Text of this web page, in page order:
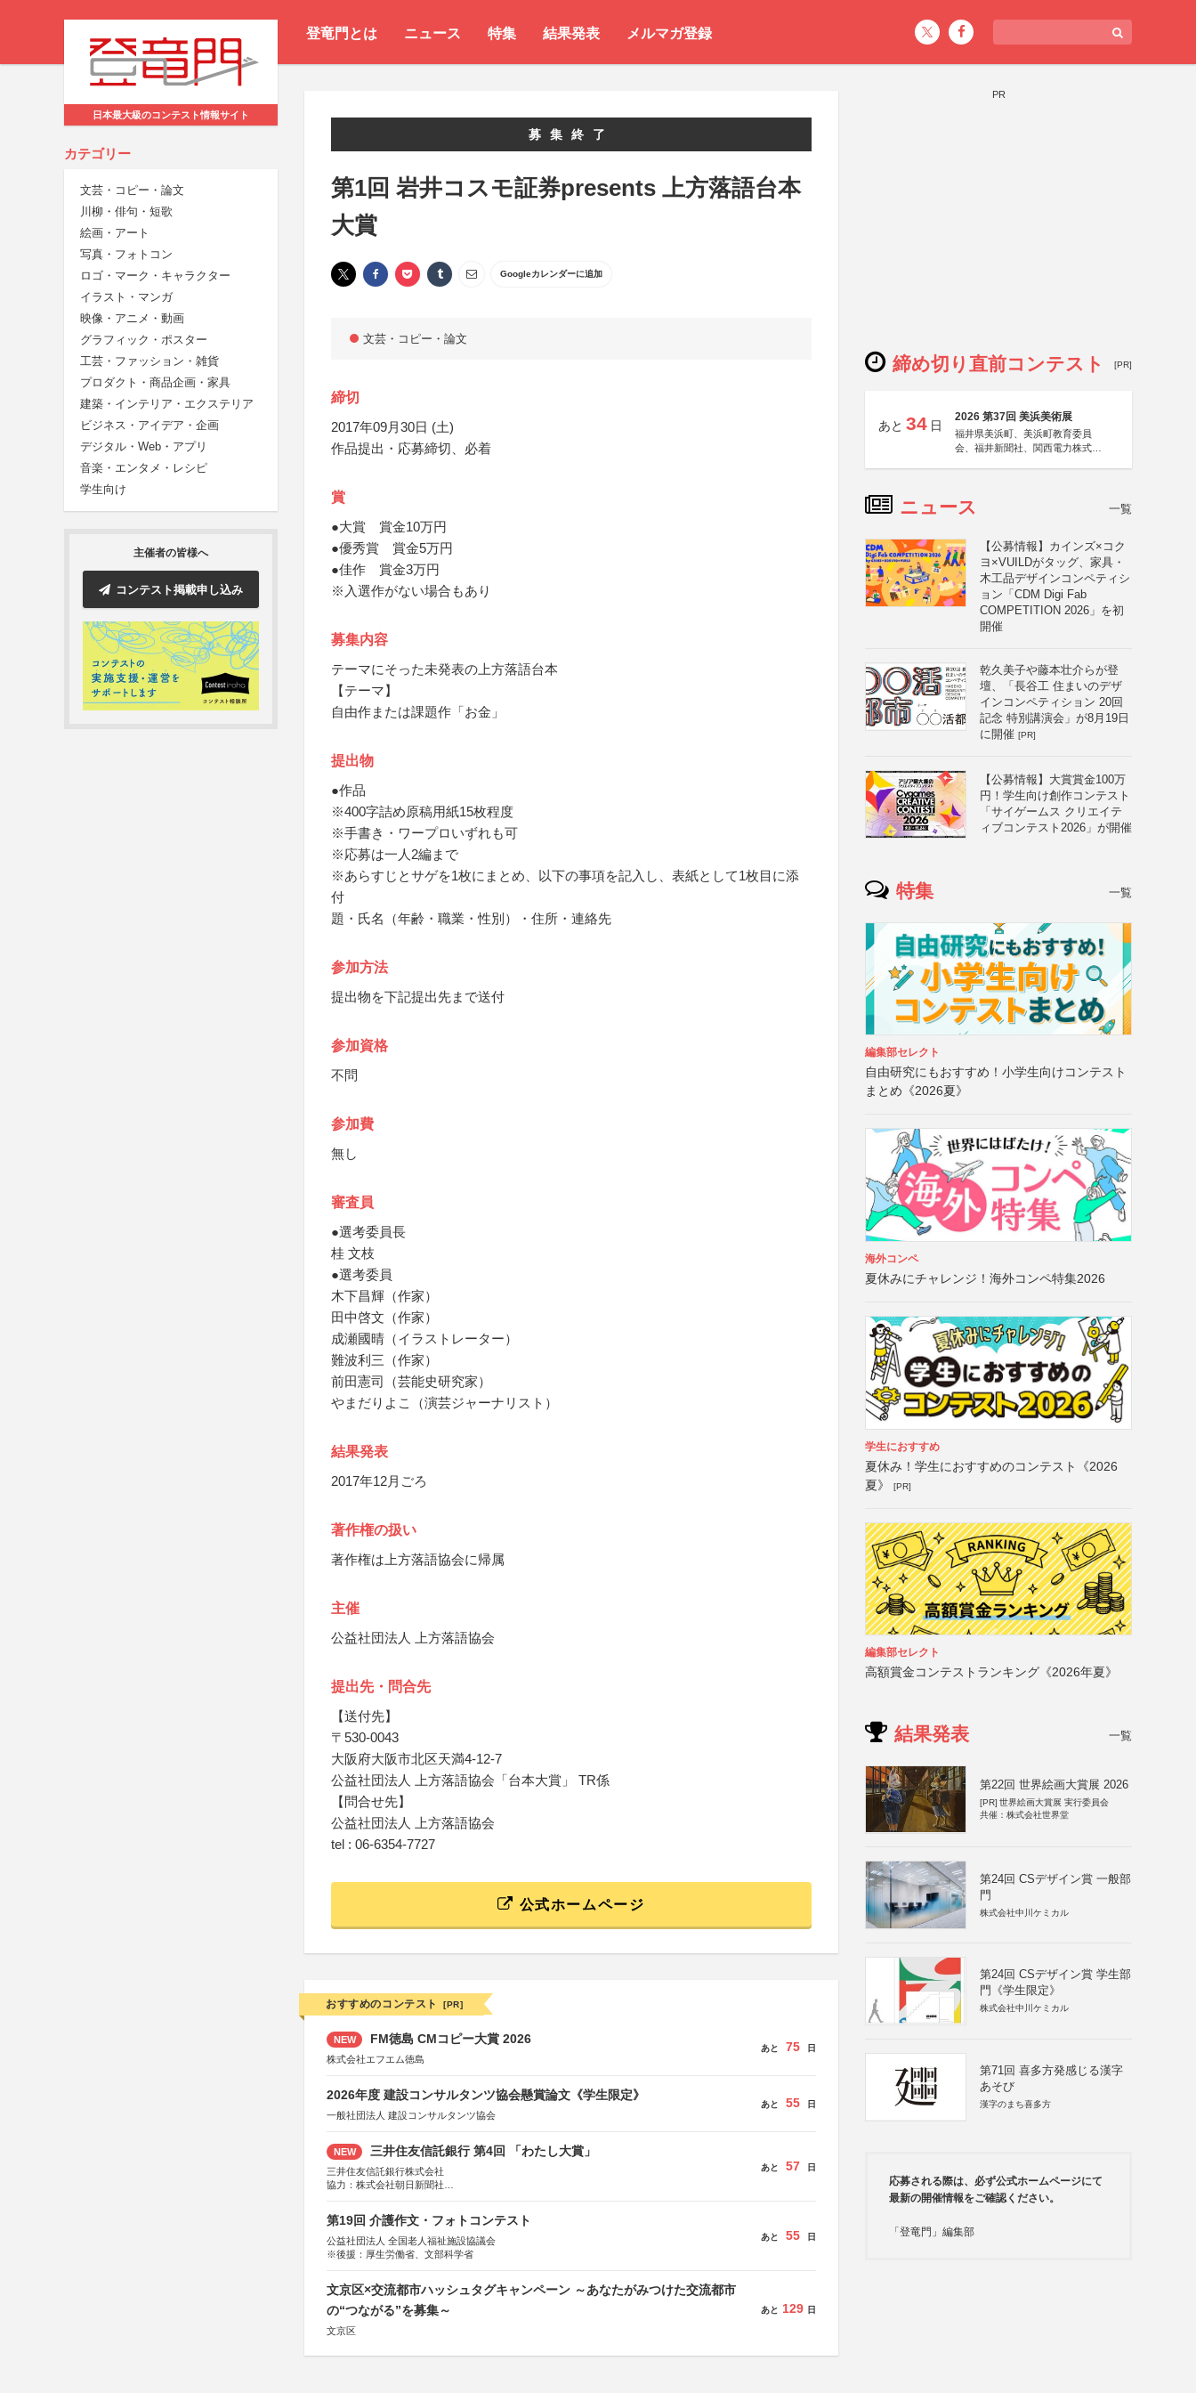
登竜門とは ニュース 特集 結果発表 メルマガ登録
日本最大級のコンテスト情報サイト
カテゴリー
文芸・コピー・論文
川柳・俳句・短歌
絵画・アート
写真・フォトコン
ロゴ・マーク・キャラクター
イラスト・マンガ
映像・アニメ・動画
グラフィック・ポスター
工芸・ファッション・雑貨
プロダクト・商品企画・家具
建築・インテリア・エクステリア
ビジネス・アイデア・企画
デジタル・Web・アプリ
音楽・エンタメ・レシピ
学生向け
主催者の皆様へ
コンテスト掲載申し込み
募集終了
第1回 岩井コスモ証券presents 上方落語台本
大賞
Googleカレンダーに追加
文芸・コピー・論文
締切
2017年09月30日 (土)
作品提出・応募締切、必着
賞
●大賞 賞金10万円
●優秀賞 賞金5万円
●佳作 賞金3万円
※入選作がない場合もあり
募集内容
テーマにそった未発表の上方落語台本
【テーマ】
自由作または課題作「お金」
提出物
●作品
※400字詰め原稿用紙15枚程度
※手書き・ワープロいずれも可
※応募は一人2編まで
※あらすじとサゲを1枚にまとめ、以下の事項を記入し、表紙として1枚目に添
付
題・氏名（年齢・職業・性別）・住所・連絡先
参加方法
提出物を下記提出先まで送付
参加資格
不問
参加費
無し
審査員
●選考委員長
桂 文枝
●選考委員
木下昌輝（作家）
田中啓文（作家）
成瀬國晴（イラストレーター）
難波利三（作家）
前田憲司（芸能史研究家）
やまだりよこ（演芸ジャーナリスト）
結果発表
2017年12月ごろ
著作権の扱い
著作権は上方落語協会に帰属
主催
公益社団法人 上方落語協会
提出先・問合先
【送付先】
〒530-0043
大阪府大阪市北区天満4-12-7
公益社団法人 上方落語協会「台本大賞」 TR係
【問合せ先】
公益社団法人 上方落語協会
tel : 06-6354-7727
公式ホームページ
おすすめのコンテスト [PR]
NEW FM徳島 CMコピー大賞 2026
株式会社エフエム徳島
あと 75 日
2026年度 建設コンサルタンツ協会懸賞論文《学生限定》
一般社団法人 建設コンサルタンツ協会
あと 55 日
NEW 三井住友信託銀行 第4回 「わたし大賞」
三井住友信託銀行株式会社
協力：株式会社朝日新聞社
あと 57 日
第19回 介護作文・フォトコンテスト
公益社団法人 全国老人福祉施設協議会
※後援：厚生労働省、文部科学省
あと 55 日
文京区×交流都市ハッシュタグキャンペーン ～あなたがみつけた交流都市
の“つながる”を募集～
文京区
あと 129 日
PR
締め切り直前コンテスト [PR]
あと 34 日
2026 第37回 美浜美術展
福井県美浜町、美浜町教育委員
会、福井新聞社、関西電力株式会
ニュース 一覧
【公募情報】カインズ×コク
ヨ×VUILDがタッグ、家具・
木工品デザインコンペティシ
ョン「CDM Digi Fab
COMPETITION 2026」を初
開催
乾久美子や藤本壮介らが登
壇、「長谷工 住まいのデザ
インコンペティション 20回
記念 特別講演会」が8月19日
に開催 [PR]
【公募情報】大賞賞金100万
円！学生向け創作コンテスト
「サイゲームス クリエイテ
ィブコンテスト2026」が開催
特集 一覧
編集部セレクト
自由研究にもおすすめ！小学生向けコンテスト
まとめ《2026夏》
海外コンペ
夏休みにチャレンジ！海外コンペ特集2026
学生におすすめ
夏休み！学生におすすめのコンテスト《2026
夏》
[PR]
編集部セレクト
高額賞金コンテストランキング《2026年夏》
結果発表 一覧
第22回 世界絵画大賞展 2026
[PR] 世界絵画大賞展 実行委員会
共催：株式会社世界堂
第24回 CSデザイン賞 一般部
門
株式会社中川ケミカル
第24回 CSデザイン賞 学生部
門《学生限定》
株式会社中川ケミカル
第71回 喜多方発感じる漢字
あそび
漢字のまち喜多方
応募される際は、必ず公式ホームページにて
最新の開催情報をご確認ください。
「登竜門」編集部